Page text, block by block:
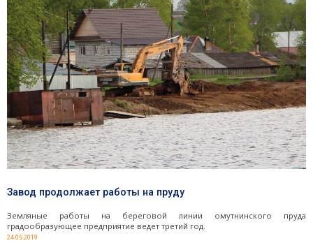
Завод продолжает работы на пруду
Земляные работы на береговой линии омутнинского пруда
градообразующее предприятие ведет третий год.
24.05.2019